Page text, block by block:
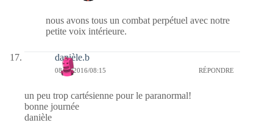
nous avons tous un combat perpétuel avec notre
petite voix intérieure.
danièle.b
08/01/2016/08:15 RÉPONDRE
un peu trop cartésienne pour le paranormal!
bonne journée
danièle